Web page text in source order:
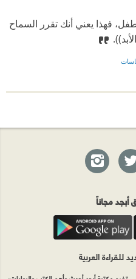
فهذا يعني أنك تقرر السماح
مجاناً
للقراءة العربية